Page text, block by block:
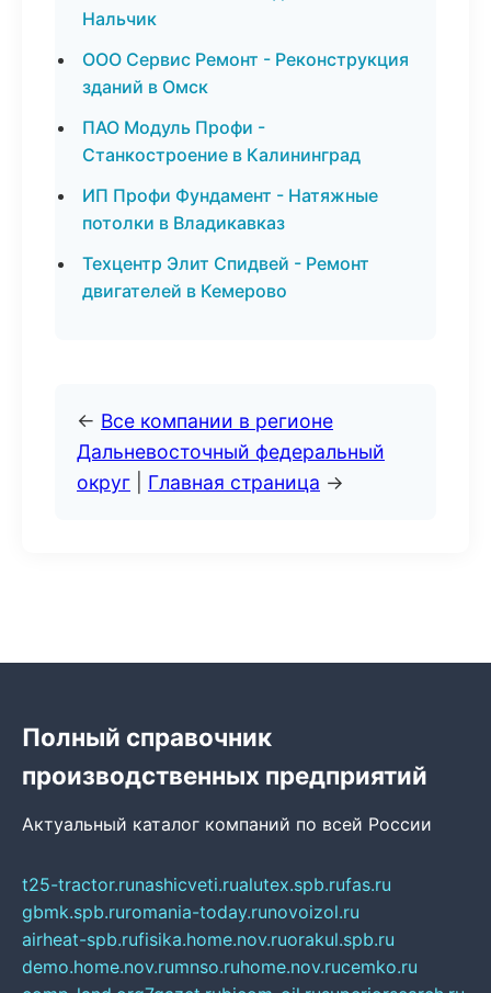
Нальчик
ООО Сервис Ремонт - Реконструкция
зданий в Омск
ПАО Модуль Профи -
Станкостроение в Калининград
ИП Профи Фундамент - Натяжные
потолки в Владикавказ
Техцентр Элит Спидвей - Ремонт
двигателей в Кемерово
← Все компании в регионе
Дальневосточный федеральный
округ
Главная страница →
Полный справочник
производственных предприятий
Актуальный каталог компаний по всей России
t25-tractor.runashicveti.rualutex.spb.rufas.ru
gbmk.spb.ruromania-today.runovoizol.ru
airheat-spb.rufisika.home.nov.ruorakul.spb.ru
demo.home.nov.rumnso.ruhome.nov.rucemko.ru